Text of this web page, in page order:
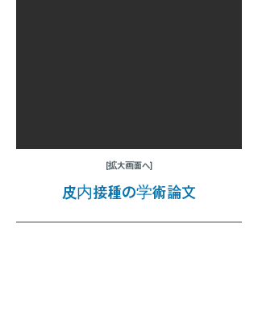
[拡大画面へ]
皮内接種の学術論文